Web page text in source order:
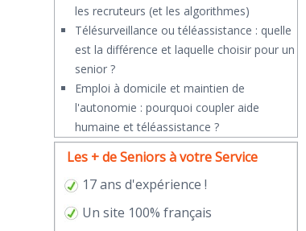
les recruteurs (et les algorithmes)
Télésurveillance ou téléassistance : quelle
est la différence et laquelle choisir pour un
senior ?
​Emploi à domicile et maintien de
l'autonomie : pourquoi coupler aide
humaine et téléassistance ?
Les + de Seniors à votre Service
17 ans d'expérience !
Un site 100% français